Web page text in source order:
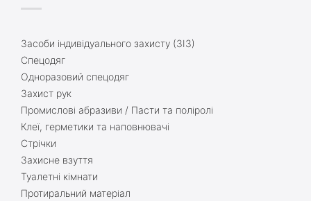
Засоби індивідуального захисту (ЗІЗ)
Спецодяг
Одноразовий спецодяг
Захист рук
Промислові абразиви / Пасти та поліролі
Клеї, герметики та наповнювачі
Стрічки
Захисне взуття
Туалетні кімнати
Протиральний матеріал